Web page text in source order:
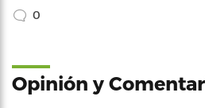
0
Opinión y